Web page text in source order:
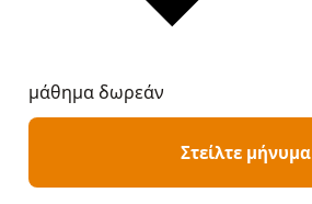
μάθημα δωρεάν
Στείλτε μήνυμα